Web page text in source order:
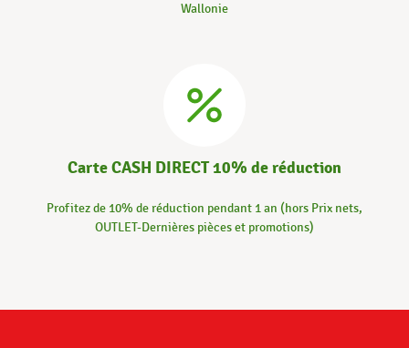
Wallonie
Carte CASH DIRECT 10% de réduction
Profitez de 10% de réduction pendant 1 an (hors Prix nets,
OUTLET-Dernières pièces et promotions)